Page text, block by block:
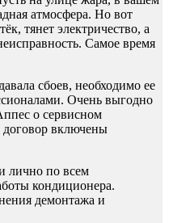
атмосфера. Но вот
тянет электричество, а
Самое время
сбоев, необходимо ее
Очень выгодно
о сервисном
включены
лично по всем
кондиционера.
демонтажа и